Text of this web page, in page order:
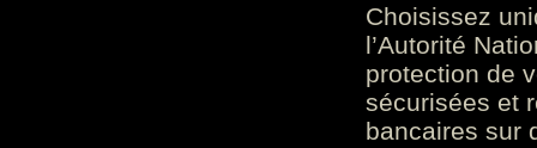
Choisissez
l’Autorité
protection de
sécurisées et
bancaires sur